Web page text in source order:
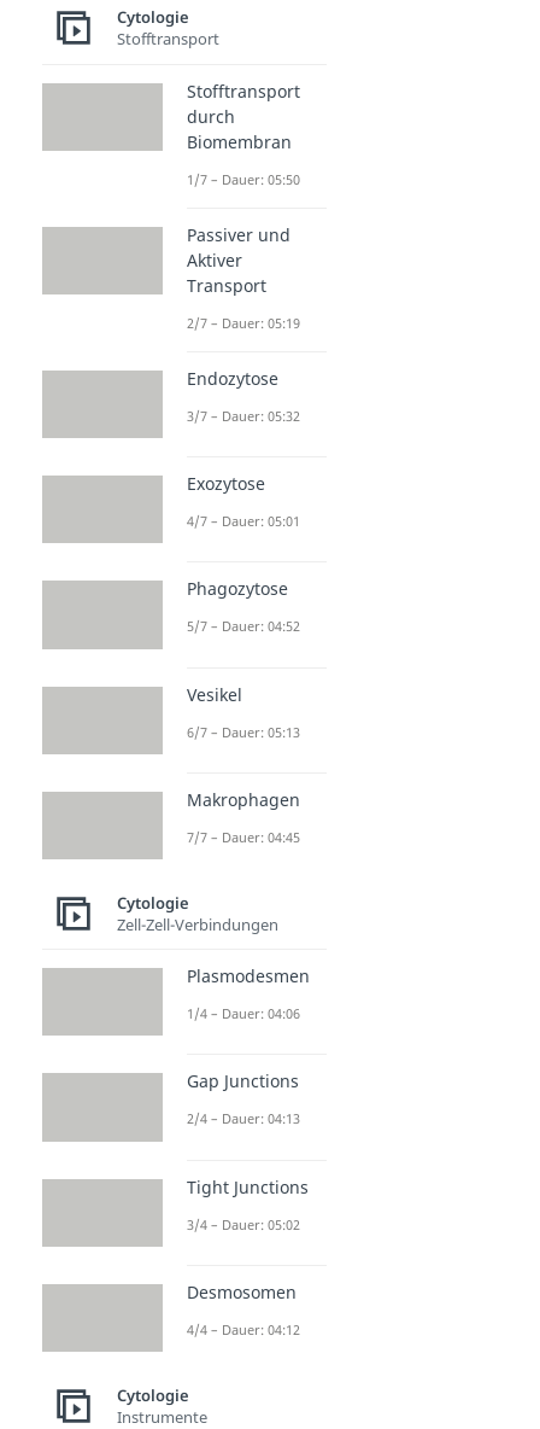
Cytologie
Stofftransport
Stofftransport
durch
Biomembran
1/7 – Dauer: 05:50
Passiver und
Aktiver
Transport
2/7 – Dauer: 05:19
Endozytose
3/7 – Dauer: 05:32
Exozytose
4/7 – Dauer: 05:01
Phagozytose
5/7 – Dauer: 04:52
Vesikel
6/7 – Dauer: 05:13
Makrophagen
7/7 – Dauer: 04:45
Cytologie
Zell-Zell-Verbindungen
Plasmodesmen
1/4 – Dauer: 04:06
Gap Junctions
2/4 – Dauer: 04:13
Tight Junctions
3/4 – Dauer: 05:02
Desmosomen
4/4 – Dauer: 04:12
Cytologie
Instrumente